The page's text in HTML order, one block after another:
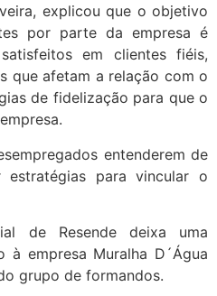
explicou que o objetivo
por parte da empresa é
em clientes fiéis,
que afetam a relação com o
de fidelização para que o
entenderem de
para vincular o
de Resende deixa uma
à empresa Muralha D´Água
grupo de formandos.